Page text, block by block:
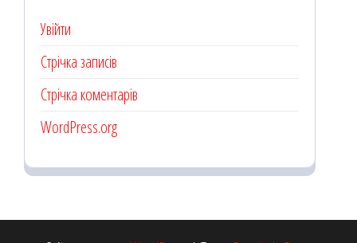
Увійти
Стрічка записів
Стрічка коментарів
WordPress.org